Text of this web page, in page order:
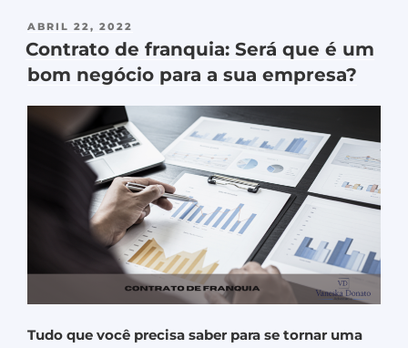
ABRIL 22, 2022
Contrato de franquia: Será que é um
bom negócio para a sua empresa?
Tudo que você precisa saber para se tornar uma